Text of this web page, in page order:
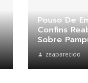
Pouso De
Confins
Sobre
zeaparecido